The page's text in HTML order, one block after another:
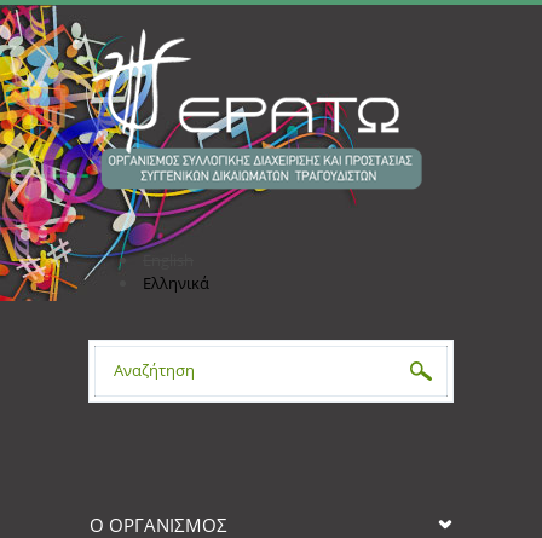
Παράκαμψη προς το κυρίως περιεχόμενο
English
Ελληνικά
Φόρμα αναζήτησης
Ο ΟΡΓΑΝΙΣΜΟΣ